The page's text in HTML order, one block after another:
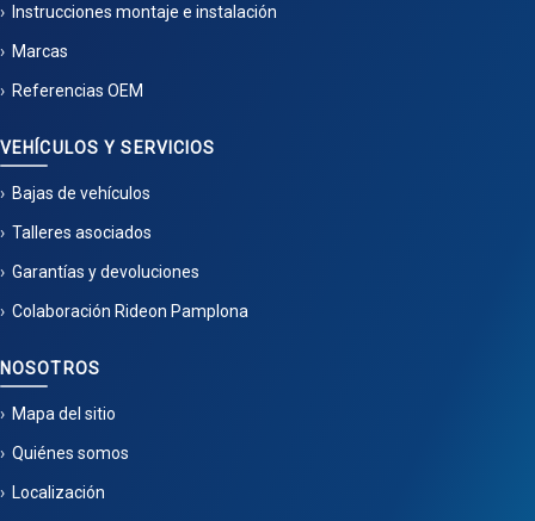
Instrucciones montaje e instalación
Marcas
Referencias OEM
VEHÍCULOS Y SERVICIOS
Bajas de vehículos
Talleres asociados
Garantías y devoluciones
Colaboración Rideon Pamplona
NOSOTROS
Mapa del sitio
Quiénes somos
Localización